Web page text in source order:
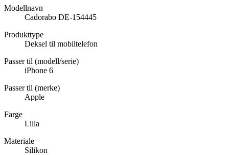
Modellnavn
Cadorabo DE-154445
Produkttype
Deksel til mobiltelefon
Passer til (modell/serie)
iPhone 6
Passer til (merke)
Apple
Farge
Lilla
Materiale
Silikon